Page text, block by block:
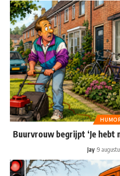
Buurvrouw begrijpt ‘Je
Jay 9